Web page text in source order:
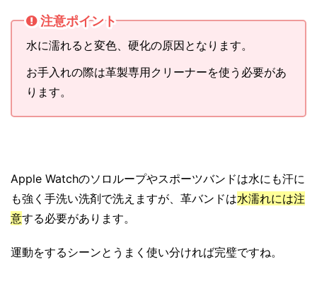
注意ポイント
水に濡れると変色、硬化の原因となります。
お手入れの際は革製専用クリーナーを使う必要があ
ります。
Apple Watchのソロループやスポーツバンドは水にも汗に
も強く手洗い洗剤で洗えますが、革バンドは水濡れには注
意する必要があります。
運動をするシーンとうまく使い分ければ完璧ですね。